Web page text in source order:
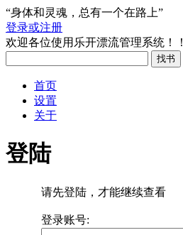
“身体和灵魂，总有一个在路上”
登录或注册
欢迎各位使用乐开漂流管理系统！！
首页
设置
关于
登陆
请先登陆，才能继续查看
登录账号: